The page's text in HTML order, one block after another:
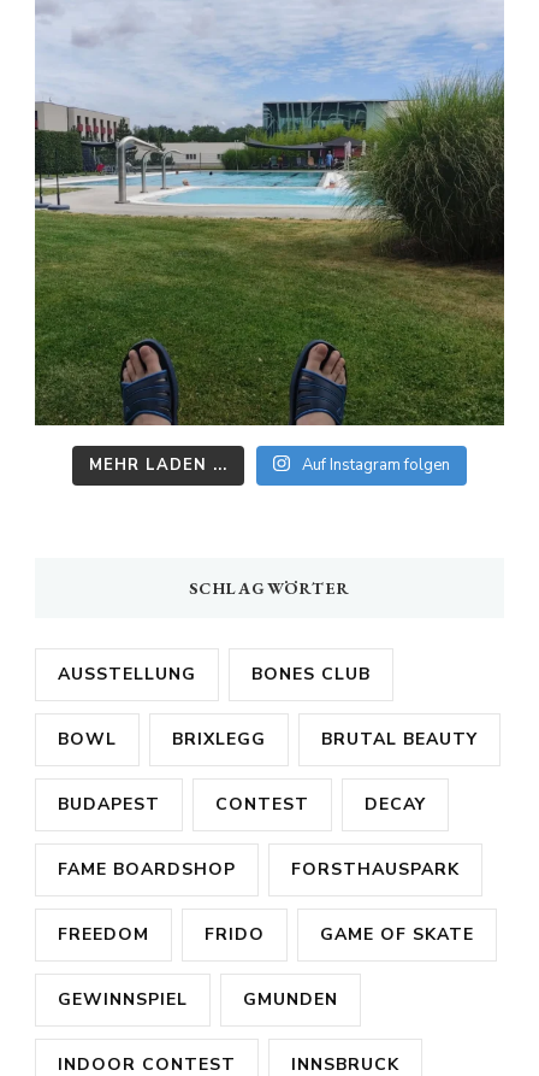
MEHR LADEN ... Auf Instagram folgen
SCHLAGWÖRTER
AUSSTELLUNG BONES CLUB
BOWL BRIXLEGG BRUTAL BEAUTY
BUDAPEST CONTEST DECAY
FAME BOARDSHOP FORSTHAUSPARK
FREEDOM FRIDO GAME OF SKATE
GEWINNSPIEL GMUNDEN
INDOOR CONTEST INNSBRUCK